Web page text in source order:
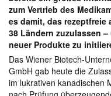
zum Vertrieb des
es damit, das
38 Ländern zuzulassen
neuer Produkte zu
Das Wiener Biotech-
GmbH gab heute die
im lukrativen kanadischen